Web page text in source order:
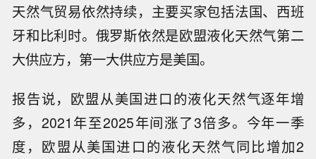
天然气贸易依然持续，主要买家包括法国、西班
牙和比利时。俄罗斯依然是欧盟液化天然气第二
大供应方，第一大供应方是美国。
报告说，欧盟从美国进口的液化天然气逐年增
多，2021年至2025年间涨了3倍多。今年一季
度，欧盟从美国进口的液化天然气同比增加2